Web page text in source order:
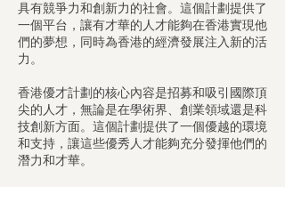
具有競爭力和創新力的社會。這個計劃提供了
一個平台，讓有才華的人才能夠在香港實現他
們的夢想，同時為香港的經濟發展注入新的活
力。
香港優才計劃的核心內容是招募和吸引國際頂
尖的人才，無論是在學術界、創業領域還是科
技創新方面。這個計劃提供了一個優越的環境
和支持，讓這些優秀人才能夠充分發揮他們的
潛力和才華。